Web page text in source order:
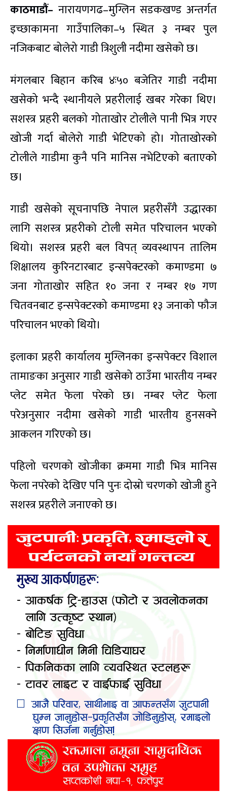
काठमाडौं– नारायणगढ–मुग्लिन सडकखण्ड अन्तर्गत
इच्छाकामना गाउँपालिका–५ स्थित ३ नम्बर पुल
नजिकबाट बोलेरो गाडी त्रिशुली नदीमा खसेको छ।
मंगलबार बिहान करिब ४ः५० बजेतिर गाडी नदीमा
खसेको भन्दै स्थानीयले प्रहरीलाई खबर गरेका थिए।
सशस्त्र प्रहरी बलको गोताखोर टोलीले पानी भित्र गएर
खोजी गर्दा बोलेरो गाडी भेटिएको हो। गोताखोरको
टोलीले गाडीमा कुनै पनि मानिस नभेटिएको बताएको
छ।
गाडी खसेको सूचनापछि नेपाल प्रहरीसँगै उद्धारका
लागि सशस्त्र प्रहरीको टोली समेत परिचालन भएको
थियो। सशस्त्र प्रहरी बल विपत् व्यवस्थापन तालिम
शिक्षालय कुरिनटारबाट इन्सपेक्टरको कमाण्डमा ७
जना गोताखोर सहित १० जना र नम्बर १७ गण
चितवनबाट इन्सपेक्टरको कमाण्डमा १३ जनाको फौज
परिचालन भएको थियो।
इलाका प्रहरी कार्यालय मुग्लिनका इन्सपेक्टर विशाल
तामाङका अनुसार गाडी खसेको ठाउँमा भारतीय नम्बर
प्लेट समेत फेला परेको छ। नम्बर प्लेट फेला
परेअनुसार नदीमा खसेको गाडी भारतीय हुनसक्ने
आकलन गरिएको छ।
पहिलो चरणको खोजीका क्रममा गाडी भित्र मानिस
फेला नपरेको देखिए पनि पुनः दोस्रो चरणको खोजी हुने
सशस्त्र प्रहरीले जनाएको छ।